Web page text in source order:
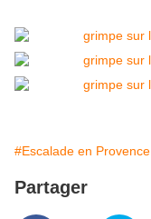
#Escalade en Provence
Partager